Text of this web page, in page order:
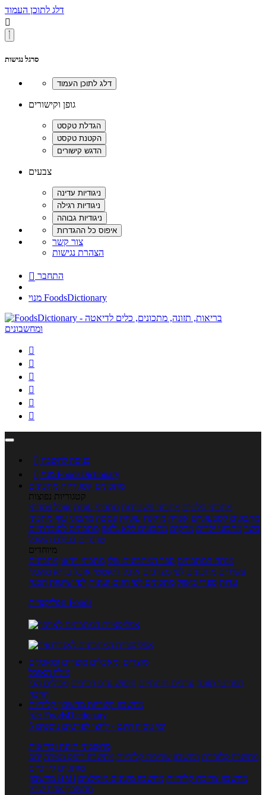
דלג לתוכן העמוד

סרגל נגישות
גופן וקישורים
צבעים
צור קשר
הצהרת נגישות
 התחבר
מנוי FoodsDictionary






 כניסה לחשבון

מנוי FoodsDictionary
מתכונים קטגוריות מתכונים
קטגוריות נפוצות
מתכוני סלטים מתכוני פשטידות מתכוני עוגות אוכל צמחוני
מתכונים לטבעוניים אפייה מוקפץ עוגיות פסטה מתכוני עוף מתכוני
בשר מתכוני ילדים מרקים מתכונים ללא גלוטן מתכונים לסוכרתיים
טרנדים בעולם האוכל
מיוחדים
מנתח המתכונים ספר המתכונים שלי מתכוני וידאו מתכונים
עשירים מתכונים לפי מצרכים אוכל דיאטטי אוכל בריא מאכלי
עדות ספרי בישול מתכונים לפי חגים ועונות לפי שיטות הכנה
אפליקציית Foods
מוצרים ומאכלים מוצרים ומאכלים
מילון האוכל
תפריטי תזונה ערכים תזונתיים חיפוש ע"פ רכיבים מכילים הכי
הרבה
מחשבון קלוריות מחשבון קלוריות
מנוי FoodsDictionary
5 ימי ניסיון חינם - לחצו לפרטים נוספים
מחשבוני תזונה ובריאות
מחשבון קלוריות מחשבון שריפת קלוריות מחשבון דופק מטרה יחס
מותניים לירכיים
מחשבון BMI
מחשבון צריכת קלוריות מחשבון מינונים מומלצים
מחשבון אחוז שומן